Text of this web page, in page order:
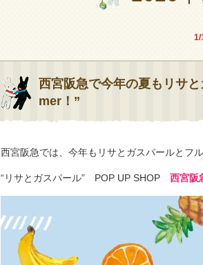
1/
西宮阪急で今年の夏もリサ
mer！”
西宮阪急では、今年もリサとガスパールとフ
“リサとガスパール” POP UP SHOP 西宮阪